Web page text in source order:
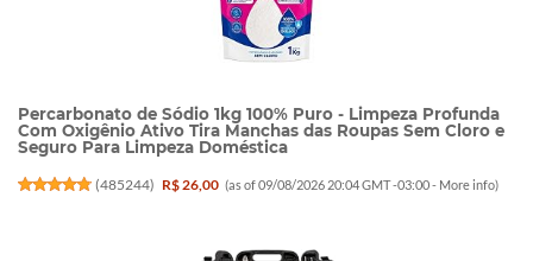
Percarbonato de Sódio 1kg 100% Puro - Limpeza Profunda
Com Oxigênio Ativo Tira Manchas das Roupas Sem Cloro e
Seguro Para Limpeza Doméstica
(485244) R$ 26,00 (as of 09/08/2026 20:04 GMT -03:00 - More info)